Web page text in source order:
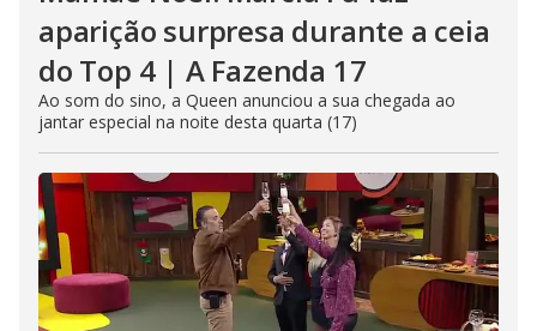
aparição surpresa durante a ceia
do Top 4 | A Fazenda 17
Ao som do sino, a Queen anunciou a sua chegada ao
jantar especial na noite desta quarta (17)